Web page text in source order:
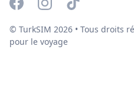
© TurkSIM 2026 • Tous droits
pour le voyage